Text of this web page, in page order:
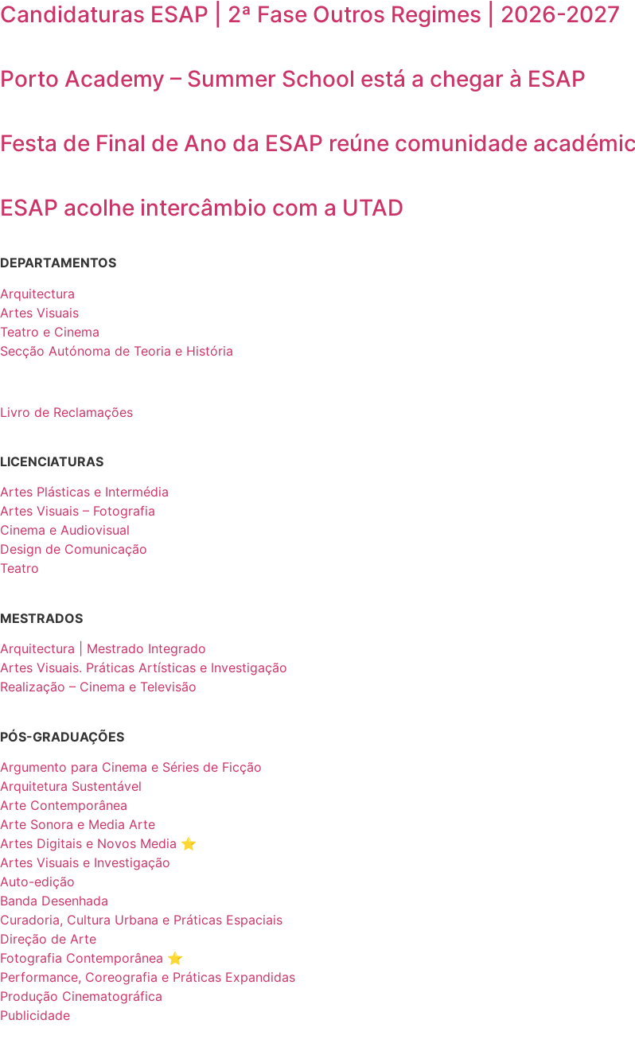
Candidaturas ESAP | 2ª Fase Outros Regimes | 2026-2027
Porto Academy – Summer School está a chegar à ESAP
Festa de Final de Ano da ESAP reúne comunidade
ESAP acolhe intercâmbio com a UTAD
DEPARTAMENTOS
Arquitectura
Artes Visuais
Teatro e Cinema
Secção Autónoma de Teoria e História
Livro de Reclamações
LICENCIATURAS
Artes Plásticas e Intermédia
Artes Visuais – Fotografia
Cinema e Audiovisual
Design de Comunicação
Teatro
MESTRADOS
Arquitectura | Mestrado Integrado
Artes Visuais. Práticas Artísticas e Investigação
Realização – Cinema e Televisão
PÓS-GRADUAÇÕES
Argumento para Cinema e Séries de Ficção
Arquitetura Sustentável
Arte Contemporânea
Arte Sonora e Media Arte
Artes Digitais e Novos Media ⭐️
Artes Visuais e Investigação
Auto-edição
Banda Desenhada
Curadoria, Cultura Urbana e Práticas Espaciais
Direção de Arte
Fotografia Contemporânea ⭐️
Performance, Coreografia e Práticas Expandidas
Produção Cinematográfica
Publicidade